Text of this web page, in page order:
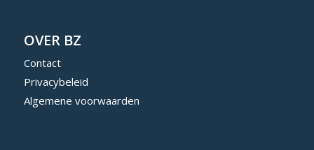
OVER BZ
Contact
Privacybeleid
Algemene voorwaarden